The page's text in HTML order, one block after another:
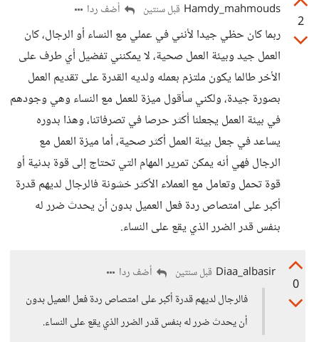
2
Hamdy_mahmouds قبل سنتين أضف ردا
ربما كان حظي جيدا لأنني في عملي مع النساء أو الرجال، كان
العمل جيد وبيئة العمل صحية، لا يمكنني تفضيل أي طرف على
الأخر طالما يكون ملتزم بعمله ولديه القدرة على تقديم العمل
بصورة جيدة، ولكني سأقول ميزة للعمل مع النساء وهي وجودهم
في بيئة العمل يجعلنا أكثر حرصا في تصرفاتنا، وهذا بدوره
يساعد في جعل بيئة العمل أكثر صحية، أما ميزة العمل مع
الرجال فهي أنه يمكن تمرير المهام التي تحتاج إلى قوة بدنية أو
قوة تحمل وتعامل مع العملاء الأكثر خشونة فالرجال لديهم قدرة
أكبر على امتصاص ردة فعل العميل بدون أن يحدث ضرر له
بنفس قدر الضرر الذي يقع على النساء.
0
Diaa_albasir قبل سنتين
أضف ردا
فالرجال لديهم قدرة أكبر على امتصاص ردة فعل العميل بدون
أن يحدث ضرر له بنفس قدر الضرر الذي يقع على النساء.